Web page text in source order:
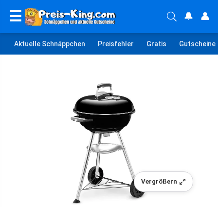
☰ 🔔 👤
Aktuelle Schnäppchen Preisfehler Gratis Gutscheine
Vergrößern